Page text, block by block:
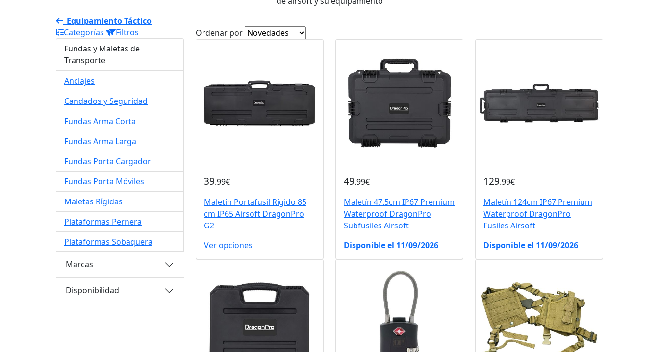
Equipamiento Táctico
Categorías
Filtros
Fundas y Maletas de
Transporte
Anclajes
Candados y Seguridad
Fundas Arma Corta
Fundas Arma Larga
Fundas Porta Cargador
Fundas Porta Móviles
Maletas Rígidas
Plataformas Pernera
Plataformas Sobaquera
Marcas
Disponibilidad
Ordenar por
39.99€
Maletín Portafusil Rígido 85
cm IP65 Airsoft DragonPro
G2
Ver opciones
49.99€
Maletín 47.5cm IP67 Premium
Waterproof DragonPro
Subfusiles Airsoft
Disponible el 11/09/2026
129.99€
Maletín 124cm IP67 Premium
Waterproof DragonPro
Fusiles Airsoft
Disponible el 11/09/2026